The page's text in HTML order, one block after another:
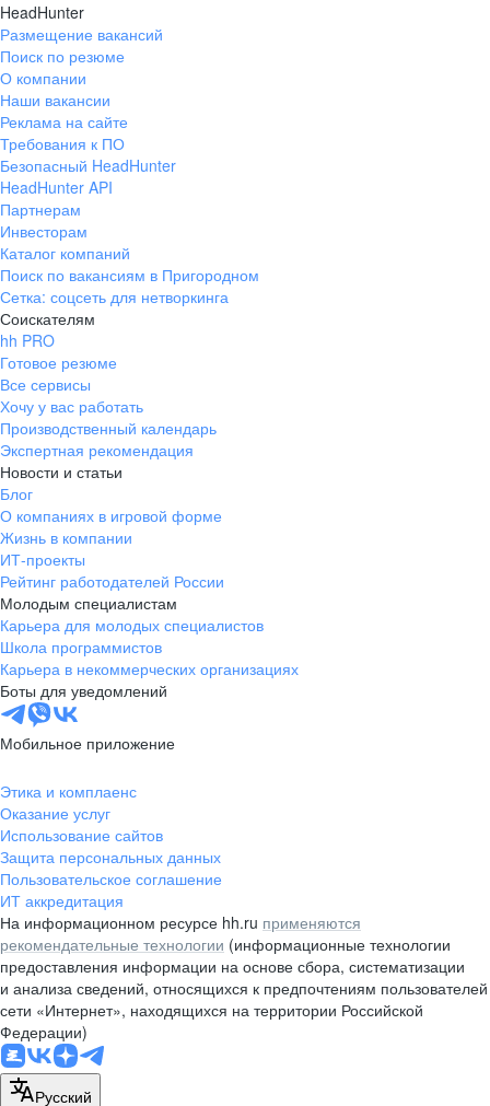
HeadHunter
Размещение вакансий
Поиск по резюме
О компании
Наши вакансии
Реклама на сайте
Требования к ПО
Безопасный HeadHunter
HeadHunter API
Партнерам
Инвесторам
Каталог компаний
Поиск по вакансиям в Пригородном
Сетка: соцсеть для нетворкинга
Соискателям
hh PRO
Готовое резюме
Все сервисы
Хочу у вас работать
Производственный календарь
Экспертная рекомендация
Новости и статьи
Блог
О компаниях в игровой форме
Жизнь в компании
ИТ-проекты
Рейтинг работодателей России
Молодым специалистам
Карьера для молодых специалистов
Школа программистов
Карьера в некоммерческих организациях
Боты для уведомлений
Мобильное приложение
Этика и комплаенс
Оказание услуг
Использование сайтов
Защита персональных данных
Пользовательское соглашение
ИТ аккредитация
На информационном ресурсе hh.ru применяются
рекомендательные технологии (информационные технологии
предоставления информации на основе сбора, систематизации
и анализа сведений, относящихся к предпочтениям пользователей
сети «Интернет», находящихся на территории Российской
Федерации)
Русский